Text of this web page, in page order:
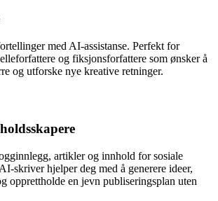
med AI-assistanse. Perfekt for
og fiksjonsforfattere som ønsker å
og utforske nye kreative retninger.
artikler og innhold for sosiale
skriver hjelper deg med å generere ideer,
opprettholde en jevn publiseringsplan uten